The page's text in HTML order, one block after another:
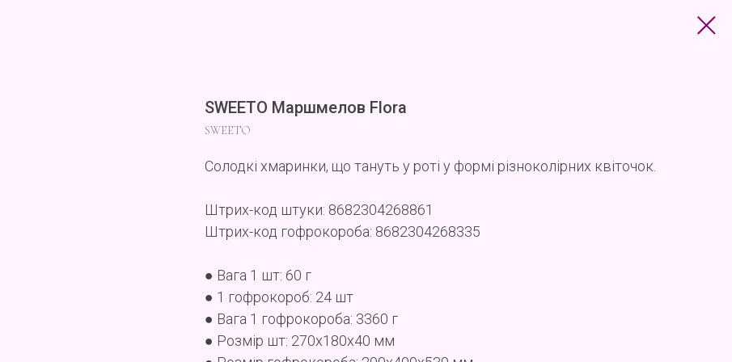
SWEETO Маршмелов Flora
SWEETO
Солодкі хмаринки, що тануть у роті у формі різноколірних квіточок.
Штрих-код штуки: 8682304268861
Штрих-код гофрокороба: 8682304268335
● Вага 1 шт: 60 г
● 1 гофрокороб: 24 шт
● Вага 1 гофрокороба: 3360 г
● Розмір шт: 270x180x40 мм